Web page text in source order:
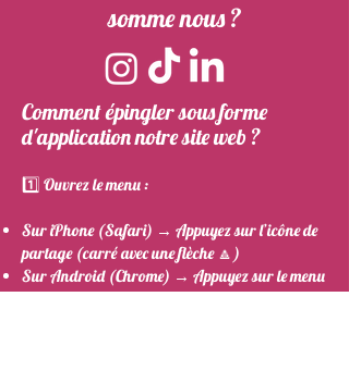
somme nous ?
Comment épingler sous forme
d'application notre site web ?
1️⃣ Ouvrez le menu :​
Sur iPhone (Safari) → Appuyez sur l’icône de
partage (carré avec une flèche 🔼)
Sur Android (Chrome) → Appuyez sur le menu
( ⋮ en haut à droite)